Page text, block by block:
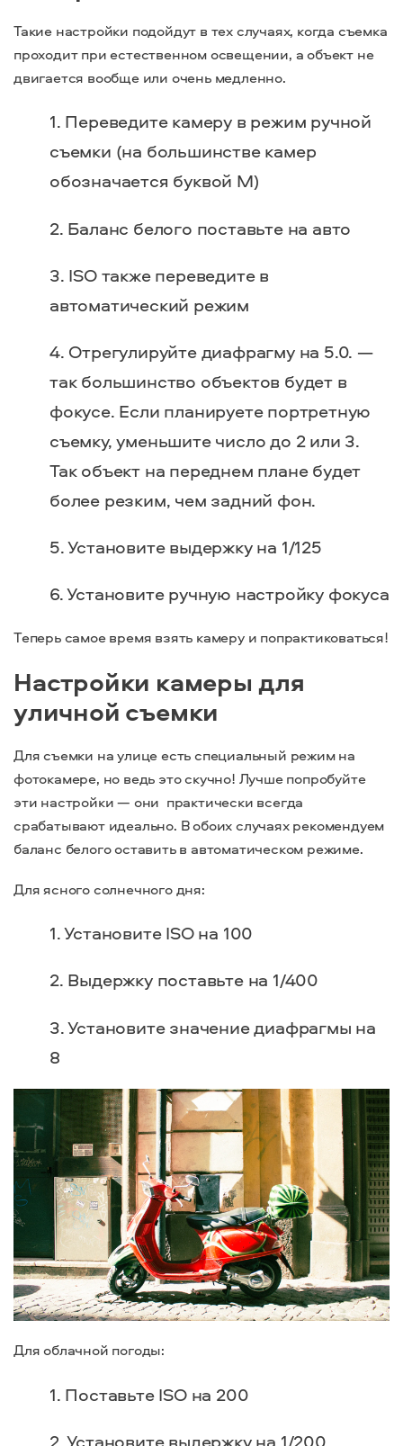
Такие настройки подойдут в тех случаях, когда съемка
проходит при естественном освещении, а объект не
двигается вообще или очень медленно.
Переведите камеру в режим ручной
съемки (на большинстве камер
обозначается буквой M)
Баланс белого поставьте на авто
ISO также переведите в
автоматический режим
Отрегулируйте диафрагму на 5.0. —
так большинство объектов будет в
фокусе. Если планируете портретную
съемку, уменьшите число до 2 или 3.
Так объект на переднем плане будет
более резким, чем задний фон.
Установите выдержку на 1/125
Установите ручную настройку фокуса
Теперь самое время взять камеру и попрактиковаться!
Настройки камеры для
уличной съемки
Для съемки на улице есть специальный режим на
фотокамере, но ведь это скучно! Лучше попробуйте
эти настройки — они практически всегда
срабатывают идеально. В обоих случаях рекомендуем
баланс белого оставить в автоматическом режиме.
Для ясного солнечного дня:
Установите ISO на 100
Выдержку поставьте на 1/400
Установите значение диафрагмы на
8
Для облачной погоды:
Поставьте ISO на 200
Установите выдержку на 1/200